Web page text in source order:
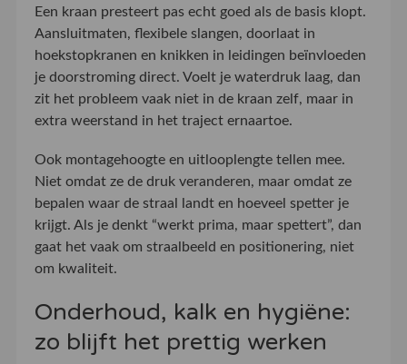
Een kraan presteert pas echt goed als de basis klopt.
Aansluitmaten, flexibele slangen, doorlaat in
hoekstopkranen en knikken in leidingen beïnvloeden
je doorstroming direct. Voelt je waterdruk laag, dan
zit het probleem vaak niet in de kraan zelf, maar in
extra weerstand in het traject ernaartoe.
Ook montagehoogte en uitlooplengte tellen mee.
Niet omdat ze de druk veranderen, maar omdat ze
bepalen waar de straal landt en hoeveel spetter je
krijgt. Als je denkt “werkt prima, maar spettert”, dan
gaat het vaak om straalbeeld en positionering, niet
om kwaliteit.
Onderhoud, kalk en hygiëne:
zo blijft het prettig werken